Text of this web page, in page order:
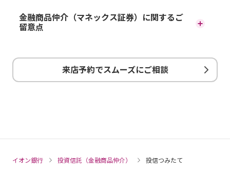
金融商品仲介（マネックス証券）に関するご
留意点
本保証はありません。また、預金保険制度の対象ではあり
チャネル等により異なり、多岐にわたるため、具体的な金
来店予約でスムーズにご相談
イオン銀行 投資信託（金融商品仲介） 投信つみたて